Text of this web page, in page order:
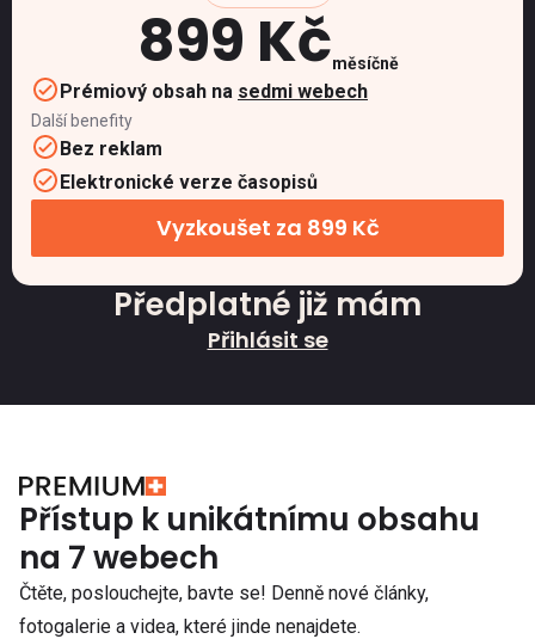
899 Kčměsíčně
Prémiový obsah na sedmi webech
Další benefity
Bez reklam
Elektronické verze časopisů
Vyzkoušet za 899 Kč
Předplatné již mám
Přihlásit se
Přístup k unikátnímu obsahu
na 7 webech
Čtěte, poslouchejte, bavte se! Denně nové články,
fotogalerie a videa, které jinde nenajdete.